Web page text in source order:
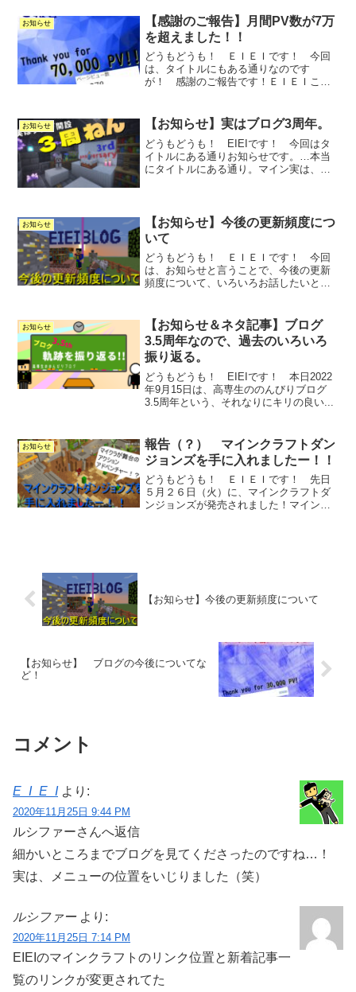
お知らせ
【感謝のご報告】月間PV数が7万
を超えました！！
どうもどうも！ ＥＩＥＩです！ 今回
は、タイトルにもある通りなのです
が！ 感謝のご報告です！ＥＩＥＩここ
お知らせ 【お知らせ】実はブログ3周年。
どうもどうも！ EIEIです！ 今回はタ
イトルにある通りお知らせです。…本当
にタイトルにある通り。マイン実は、こ
お知らせ
【お知らせ】今後の更新頻度につ
いて
どうもどうも！ ＥＩＥＩです！ 今回
は、お知らせと言うことで、今後の更新
頻度について、いろいろお話したいと思
お知らせ
【お知らせ＆ネタ記事】ブログ
3.5周年なので、過去のいろいろ
振り返る。
どうもどうも！ EIEIです！ 本日2022
年9月15日は、高専生ののんびりブログ
3.5周年という、それなりにキリの良い...
お知らせ
報告（？） マインクラフトダン
ジョンズを手に入れましたー！！
どうもどうも！ ＥＩＥＩです！ 先日
５月２６日（火）に、マインクラフトダ
ンジョンズが発売されました！マインお
【お知らせ】今後の更新頻度について
【お知らせ】 ブログの今後についてな
ど！
コメント
E_I_E_I より:
2020年11月25日 9:44 PM
ルシファーさんへ返信
細かいところまでブログを見てくださったのですね…！
実は、メニューの位置をいじりました（笑）
ルシファー より:
2020年11月25日 7:14 PM
EIEIのマインクラフトのリンク位置と新着記事一
覧のリンクが変更されてた